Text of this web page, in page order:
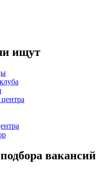
ищут
вакансий